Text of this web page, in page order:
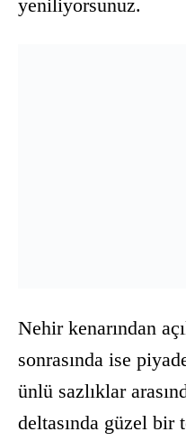
yeniliyorsunuz.
Nehir kenarından
sonrasında ise
ünlü sazlıklar
deltasında güzel bir